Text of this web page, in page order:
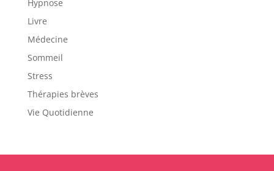
Hypnose
Livre
Médecine
Sommeil
Stress
Thérapies brèves
Vie Quotidienne